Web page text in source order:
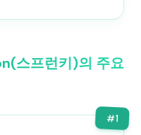
스프런키)의 주요
#1